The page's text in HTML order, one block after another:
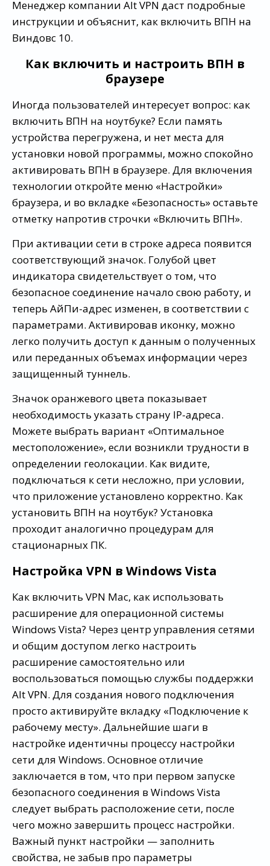
Менеджер компании Alt VPN даст подробные
инструкции и объяснит, как включить ВПН на
Виндовс 10.
Как включить и настроить ВПН в
браузере
Иногда пользователей интересует вопрос: как
включить ВПН на ноутбуке? Если память
устройства перегружена, и нет места для
установки новой программы, можно спокойно
активировать ВПН в браузере. Для включения
технологии откройте меню «Настройки»
браузера, и во вкладке «Безопасность» оставьте
отметку напротив строчки «Включить ВПН».
При активации сети в строке адреса появится
соответствующий значок. Голубой цвет
индикатора свидетельствует о том, что
безопасное соединение начало свою работу, и
теперь АйПи-адрес изменен, в соответствии с
параметрами. Активировав иконку, можно
легко получить доступ к данным о полученных
или переданных объемах информации через
защищенный туннель.
Значок оранжевого цвета показывает
необходимость указать страну IP-адреса.
Можете выбрать вариант «Оптимальное
местоположение», если возникли трудности в
определении геолокации. Как видите,
подключаться к сети несложно, при условии,
что приложение установлено корректно. Как
установить ВПН на ноутбук? Установка
проходит аналогично процедурам для
стационарных ПК.
Настройка VPN в Windows Vista
Как включить VPN Mac, как использовать
расширение для операционной системы
Windows Vista? Через центр управления сетями
и общим доступом легко настроить
расширение самостоятельно или
воспользоваться помощью службы поддержки
Alt VPN. Для создания нового подключения
просто активируйте вкладку «Подключение к
рабочему месту». Дальнейшие шаги в
настройке идентичны процессу настройки
сети для Windows. Основное отличие
заключается в том, что при первом запуске
безопасного соединения в Windows Vista
следует выбрать расположение сети, после
чего можно завершить процесс настройки.
Важный пункт настройки — заполнить
свойства, не забыв про параметры